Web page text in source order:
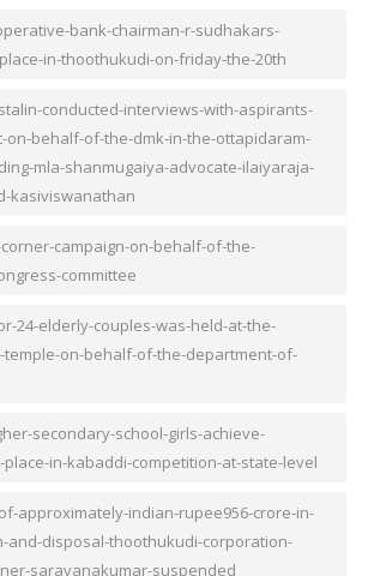
bank-chairman-r-sudhakars-
in-thoothukudi-on-friday-the-20th
conducted-interviews-with-aspirants-
on-behalf-of-the-dmk-in-the-ottapidaram-
mla-shanmugaiya-advocate-ilaiyaraja-
kasiviswanathan
campaign-on-behalf-of-the-
committee
24-elderly-couples-was-held-at-the-
on-behalf-of-the-department-of-
secondary-school-girls-achieve-
in-kabaddi-competition-at-state-level
approximately-indian-rupee956-crore-in-
and-disposal-thoothukudi-corporation-
saravanakumar-suspended